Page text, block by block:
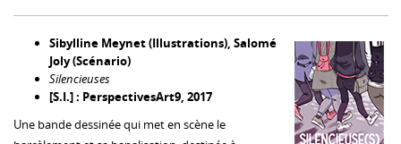
Sibylline Meynet (Illustrations), Salomé
Joly (Scénario)
Silencieuses
[S.I.] : PerspectivesArt9, 2017
Une bande dessinée qui met en scène le